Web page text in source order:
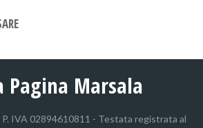
Pagina Marsala
IVA 02894610811 - Testata registrata al